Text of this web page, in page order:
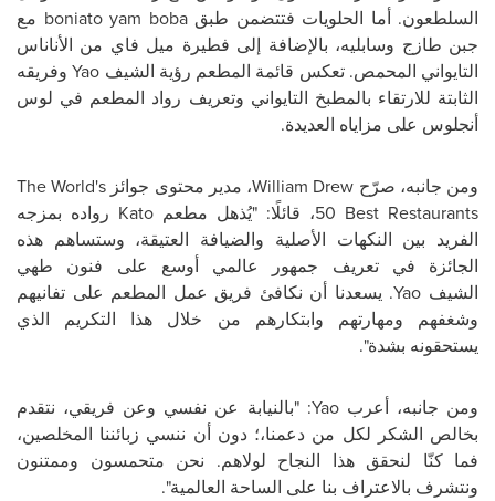
السلطعون. أما الحلويات فتتضمن طبقboniato yam boba مع
جبن طازج وسابليه، بالإضافة إلى فطيرة ميل فاي من الأناناس
التايواني المحمص. تعكس قائمة المطعم رؤية الشيف Yaoوفريقه
الثابتة للارتقاء بالمطبخ التايواني وتعريف رواد المطعم في لوس
أنجلوس على مزاياه العديدة.
ومن جانبه، صرّح William Drew، مدير محتوى جوائز The World's
50 Best Restaurants، قائلًا: "يُذهل مطعم Kato رواده بمزجه
الفريد بين النكهات الأصلية والضيافة العتيقة، وستساهم هذه
الجائزة في تعريف جمهور عالمي أوسع على فنون طهي
الشيف Yao. يسعدنا أن نكافئ فريق عمل المطعم على تفانيهم
وشغفهم ومهارتهم وابتكارهم من خلال هذا التكريم الذي
يستحقونه بشدة".
ومن جانبه، أعربYao: "بالنيابة عن نفسي وعن فريقي، نتقدم
بخالص الشكر لكل من دعمنا،؛ دون أن ننسي زبائننا المخلصين،
فما كنّا لنحقق هذا النجاح لولاهم. نحن متحمسون وممتنون
ونتشرف بالاعتراف بنا على الساحة العالمية".